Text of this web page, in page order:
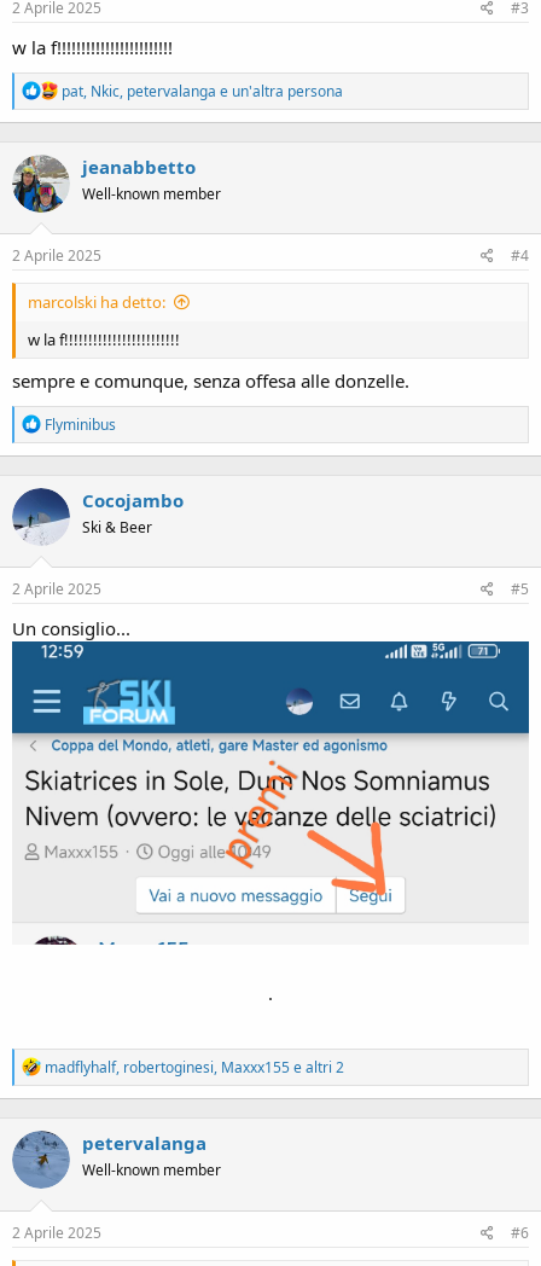
:
2 Aprile 2025 #3
w la f!!!!!!!!!!!!!!!!!!!!!!!!
R
e
a
t
i
o
:
pat, Nkic, petervalanga e un'altra persona
jeanabbetto
Well-known member
2 Aprile 2025 #4
marcolski ha detto:
w la f!!!!!!!!!!!!!!!!!!!!!!!!
sempre e comunque, senza offesa alle donzelle.
R
e
a
i
o
n
:
Flyminibus
Cocojambo
Ski & Beer
2 Aprile 2025 #5
Un consiglio...
.
R
e
a
t
i
n
:
madflyhalf, robertoginesi, Maxxx155e altri 2
petervalanga
Well-known member
2 Aprile 2025 #6